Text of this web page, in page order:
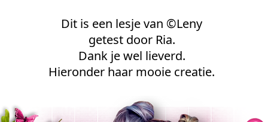
Dit is een lesje van ©Leny
getest door Ria.
Dank je wel lieverd.
Hieronder haar mooie creatie.